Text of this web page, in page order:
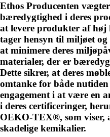
Ethos Producenten
bæredygtighed i deres
at levere produkter af høj
tager hensyn til miljøet
at minimere deres
materialer, der er
Dette sikrer, at deres
omtanke for både
engagement i at være en
i deres certificeringer,
OEKO-TEX®, som viser,
skadelige kemikalier.